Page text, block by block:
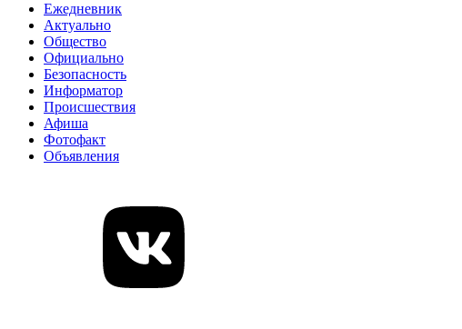
Ежедневник
Актуально
Общество
Официально
Безопасность
Информатор
Происшествия
Афиша
Фотофакт
Объявления